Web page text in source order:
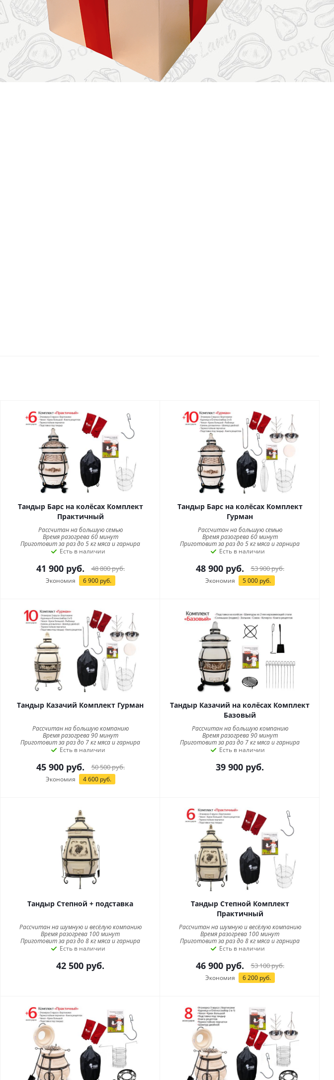
Тандыр Барс на колёсах Комплект
Практичный
Рассчитан на большую семью
Время разогрева 60 минут
Приготовит за раз до 5 кг мяса и гарнира
Есть в наличии
41 900руб. 48 800руб.
Экономия 6 900руб.
Тандыр Барс на колёсах Комплект
Гурман
Рассчитан на большую семью
Время разогрева 60 минут
Приготовит за раз до 5 кг мяса и гарнира
Есть в наличии
48 900руб. 53 900руб.
Экономия 5 000руб.
Тандыр Казачий Комплект Гурман
Рассчитан на большую компанию
Время разогрева 90 минут
Приготовит за раз до 7 кг мяса и гарнира
Есть в наличии
45 900руб. 50 500руб.
Экономия 4 600руб.
Тандыр Казачий на колёсах Комплект
Базовый
Рассчитан на большую компанию
Время разогрева 90 минут
Приготовит за раз до 7 кг мяса и гарнира
Есть в наличии
39 900 руб.
Тандыр Степной + подставка
Рассчитан на шумную и весёлую компанию
Время разогрева 100 минут
Приготовит за раз до 8 кг мяса и гарнира
Есть в наличии
42 500 руб.
Тандыр Степной Комплект
Практичный
Рассчитан на шумную и весёлую компанию
Время разогрева 100 минут
Приготовит за раз до 8 кг мяса и гарнира
Есть в наличии
46 900руб. 53 100руб.
Экономия 6 200руб.